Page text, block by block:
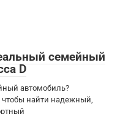
семейный
D
автомобиль?
чтобы найти надежный,